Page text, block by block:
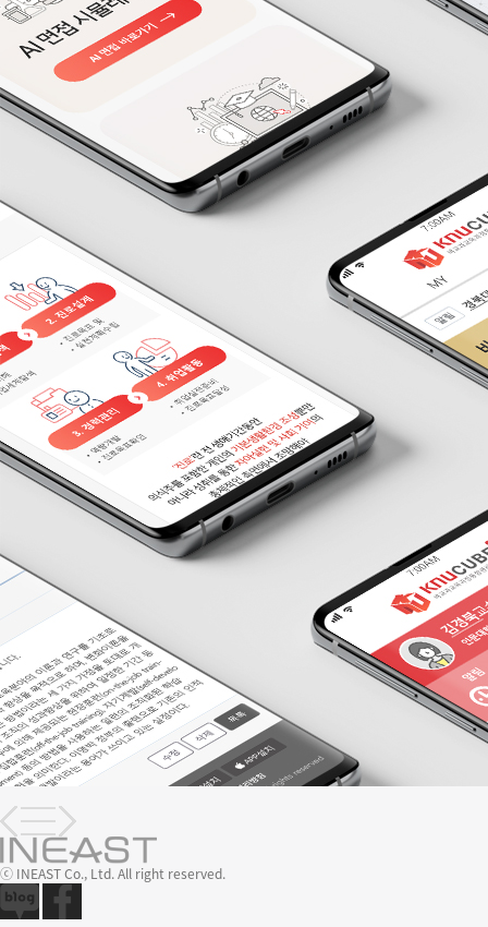
ⓒ INEAST Co., Ltd. All right reserved.